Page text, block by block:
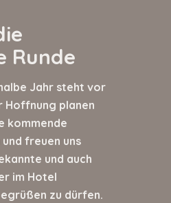
Runde
Jahr steht vor
Hoffnung planen
kommende
freuen uns
und auch
im Hotel
zu dürfen.